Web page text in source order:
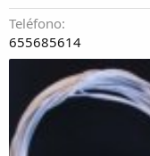
Teléfono
655685614